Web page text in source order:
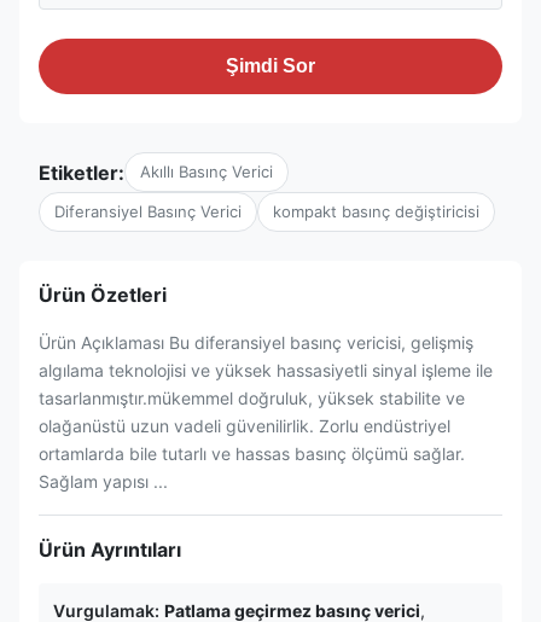
Şimdi Sor
Etiketler: Akıllı Basınç Verici
Diferansiyel Basınç Verici kompakt basınç değiştiricisi
Ürün Özetleri
Ürün Açıklaması Bu diferansiyel basınç vericisi, gelişmiş
algılama teknolojisi ve yüksek hassasiyetli sinyal işleme ile
tasarlanmıştır.mükemmel doğruluk, yüksek stabilite ve
olağanüstü uzun vadeli güvenilirlik. Zorlu endüstriyel
ortamlarda bile tutarlı ve hassas basınç ölçümü sağlar.
Sağlam yapısı ...
Ürün Ayrıntıları
Vurgulamak: Patlama geçirmez basınç verici,